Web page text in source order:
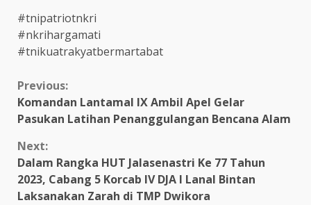
#tnipatriotnkri
#nkrihargamati
#tnikuatrakyatbermartabat
Continue
Reading
Previous:
Komandan Lantamal IX Ambil Apel Gelar
Pasukan Latihan Penanggulangan Bencana Alam
Next:
Dalam Rangka HUT Jalasenastri Ke 77 Tahun
2023, Cabang 5 Korcab IV DJA I Lanal Bintan
Laksanakan Zarah di TMP Dwikora